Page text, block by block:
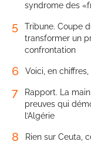
syndrome des
5
Tribune. Coupe
transformer un
confrontation
6 Voici, en
7
Rapport. La
preuves qui
l’Algérie
8 Rien sur Ceuta,